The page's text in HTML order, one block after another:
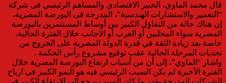
قال محمد الماوي، الخبير الاقتصادي والمساهم الرئيسي فى شركة
“التعمير والاستشارات الهندسية”، المدرجة فى البورصة المصرية،
إن هناك حالة من التفاؤل الكبير بين أوساط المستثمرين بالبورصة
المصرية سواء المحليين أو العرب أو الاجانب خلال الفترة الحالية،
خاصة بعد زيادة الثقة في قدرة الدولة المصرية على الخروج من
تحديات المرحلة الحالية عقب توقيع مشروع رأس الحكمة .
واشار “الماوي”، إلى أن من أسباب ارتفاع البورصة المصرية خلال
الفترة الأخيرة لم يكن السبب الرئيسي فيه هو النمو الكبير فى ارباح